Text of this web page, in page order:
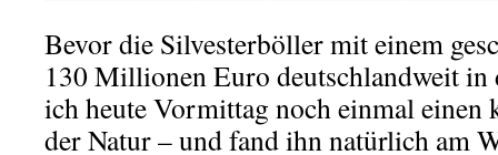
Bevor die Silvesterböller mit einem
130 Millionen Euro deutschlandweit
ich heute Vormittag noch einmal einen
der Natur – und fand ihn natürlich am